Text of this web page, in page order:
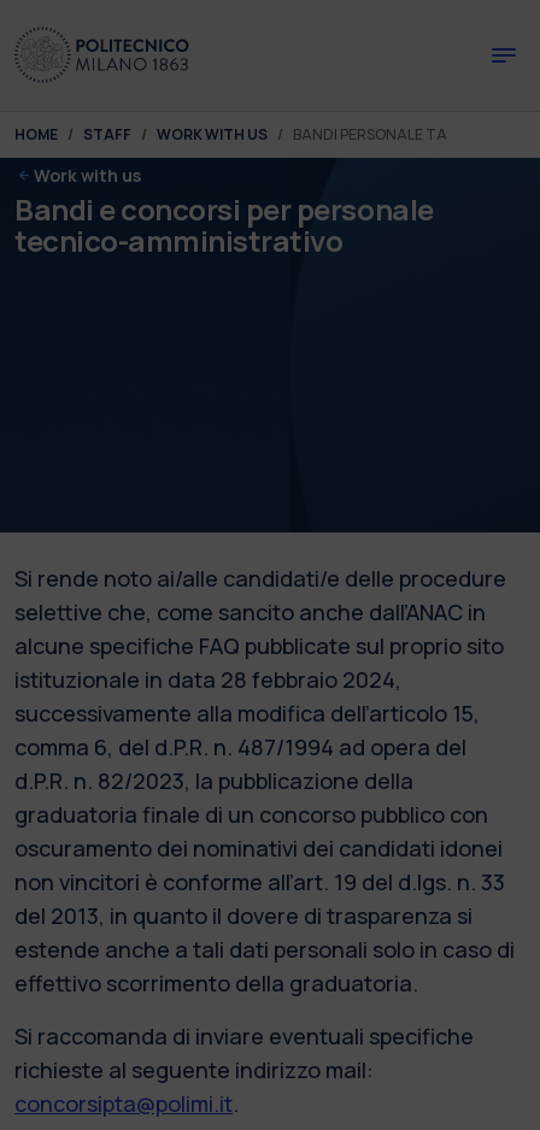
You are here:
HOME STAFF WORK WITH US BANDI PERSONALE TA
Work with us
Bandi e concorsi per personale
tecnico-amministrativo
Si rende noto ai/alle candidati/e delle procedure
selettive che, come sancito anche dall’ANAC in
alcune specifiche FAQ pubblicate sul proprio sito
istituzionale in data 28 febbraio 2024,
successivamente alla modifica dell’articolo 15,
comma 6, del d.P.R. n. 487/1994 ad opera del
d.P.R. n. 82/2023, la pubblicazione della
graduatoria finale di un concorso pubblico con
oscuramento dei nominativi dei candidati idonei
non vincitori è conforme all’art. 19 del d.lgs. n. 33
del 2013, in quanto il dovere di trasparenza si
estende anche a tali dati personali solo in caso di
effettivo scorrimento della graduatoria.
Si raccomanda di inviare eventuali specifiche
richieste al seguente indirizzo mail:
concorsipta@polimi.it.